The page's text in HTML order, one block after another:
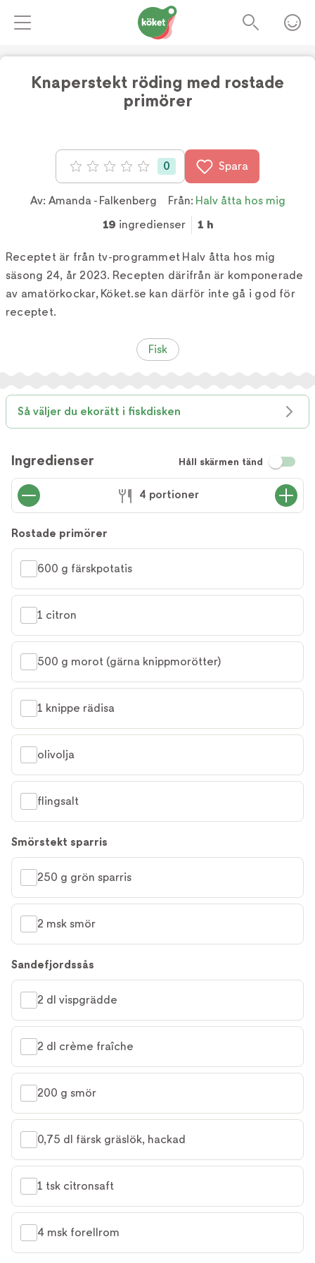
Knaperstekt röding med rostade
primörer
Betyg: 0 av 5 0 Spara
Av: Amanda - Falkenberg Från: Halv åtta hos mig
19 ingredienser 1 h
Receptet är från tv-programmet Halv åtta hos mig
säsong 24, år 2023. Recepten därifrån är komponerade
av amatörkockar, Köket.se kan därför inte gå i god för
receptet.
Fisk
Så väljer du ekorätt i fiskdisken
Ingredienser Håll skärmen tänd
4 portioner
Rostade primörer
600 g färskpotatis
1 citron
500 g morot (gärna knippmorötter)
1 knippe rädisa
olivolja
flingsalt
Smörstekt sparris
250 g grön sparris
2 msk smör
Sandefjordssås
2 dl vispgrädde
2 dl crème fraîche
200 g smör
0,75 dl färsk gräslök, hackad
1 tsk citronsaft
4 msk forellrom